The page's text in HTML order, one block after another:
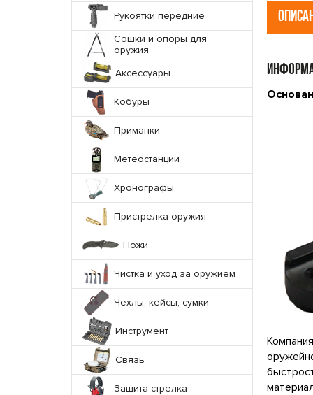
Рукоятки передние
Сошки и опоры для
оружия
Аксессуары
Кобуры
Приманки
Метеостанции
Хронографы
Пристрелка оружия
Ножи
Чистка и уход за оружием
Чехлы, кейсы, сумки
Инструмент
Связь
Защита стрелка